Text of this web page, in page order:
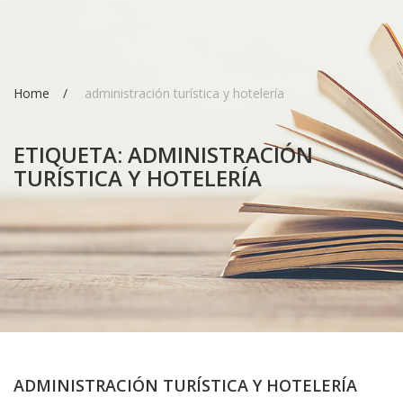
Home administración turística y hotelería
ETIQUETA: ADMINISTRACIÓN
TURÍSTICA Y HOTELERÍA
ADMINISTRACIÓN TURÍSTICA Y HOTELERÍA